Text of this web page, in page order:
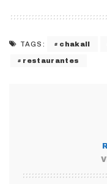
TAGS: chakall
restaurantes